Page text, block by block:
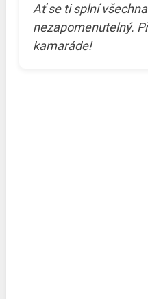
Ať se ti splní
nezapomenutelný.
kamaráde!